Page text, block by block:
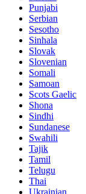
Punjabi
Serbian
Sesotho
Sinhala
Slovak
Slovenian
Somali
Samoan
Scots Gaelic
Shona
Sindhi
Sundanese
Swahili
Tajik
Tamil
Telugu
Thai